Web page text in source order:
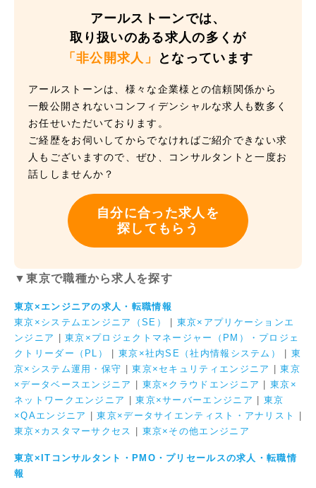
アールストーンでは、
取り扱いのある求人の多くが
「非公開求人」
となっています
アールストーンは、様々な企業様との信頼関係から
一般公開されないコンフィデンシャルな求人も数多く
お任せいただいております。
ご経歴をお伺いしてからでなければご紹介できない求
人もございますので、ぜひ、コンサルタントと一度お
話ししませんか？
自分に合った求人を
探してもらう
▼東京で職種から求人を探す
東京×エンジニアの求人・転職情報
東京×システムエンジニア（SE）
東京×アプリケーションエ
ンジニア
|東京×プロジェクトマネージャー（PM）・プロジェ
クトリーダー（PL）
東京×社内SE（社内情報システム）
東
京×システム運用・保守 |東京×セキュリティエンジニア |東京
×データベースエンジニア
東京×クラウドエンジニア |東京×
ネットワークエンジニア
|東京×サーバーエンジニア
東京
×QAエンジニア
|東京×データサイエンティスト・アナリスト
東京×カスタマーサクセス
東京×その他エンジニア
東京×ITコンサルタント・PMO・プリセールスの求人・転職情
報